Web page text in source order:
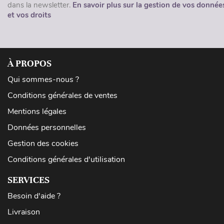
dans la newsletter. En savoir plus sur la gestion de vos
et vos droits
À PROPOS
Qui sommes-nous ?
Conditions générales de ventes
Mentions légales
Données personnelles
Gestion des cookies
Conditions générales d'utilisation
SERVICES
Besoin d'aide ?
Livraison